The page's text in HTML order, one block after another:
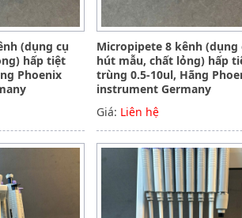
(dụng cụ
hấp tiệt
Phoenix
Micropipete 8 kênh (dụng
hút mẫu, chất lỏng) hấp
trùng 0.5-10ul, Hãng
instrument Germany
Giá: Liên hệ